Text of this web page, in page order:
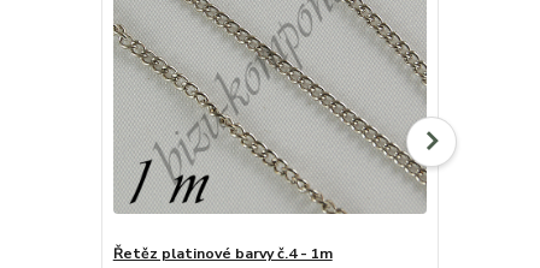
Řetěz platinové barvy č.4 - 1m